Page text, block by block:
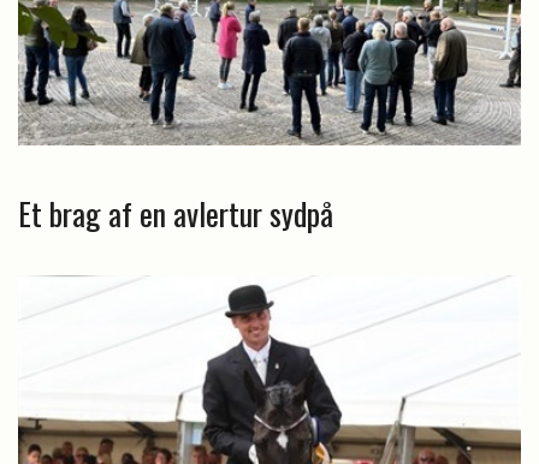
Et brag af en avlertur sydpå